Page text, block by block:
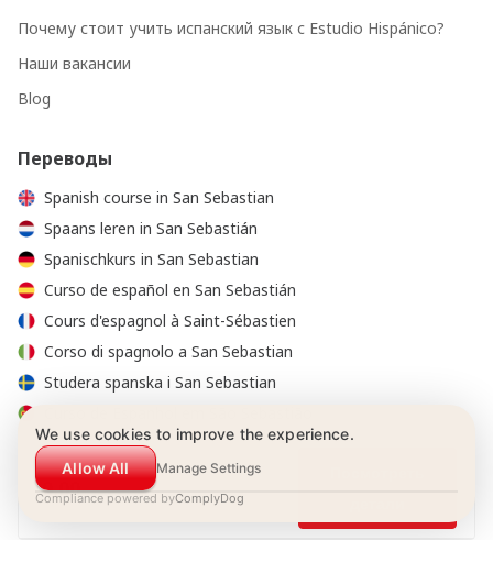
0.00
Почему стоит учить испанский язык с Estudio Hispánico?
Наши вакансии
Blog
Переводы
Spanish course in San Sebastian
Spaans leren in San Sebastián
Spanischkurs in San Sebastian
Curso de español en San Sebastián
Cours d'espagnol à Saint-Sébastien
Corso di spagnolo a San Sebastian
Studera spanska i San Sebastian
Курсы испанского в Сан-Себастьяне
© 2001-2026 Estudio Hispánico
We use cookies to improve the experience.
Allow All
Manage Settings
Compliance powered byComplyDog